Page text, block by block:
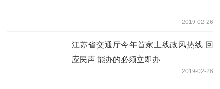
2019-02-26
江苏省交通厅今年首家上线政风热线 回
应民声 能办的必须立即办
2019-02-26